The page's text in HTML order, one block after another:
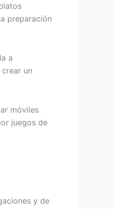
preparación
a
un
móviles
juegos de
y de